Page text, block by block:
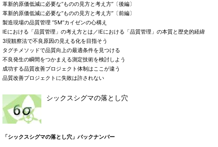
革新的原価低減に必要な“ものの見方と考え方”〔後編〕
革新的原価低減に必要な“ものの見方と考え方”〔前編〕
製造現場の品質管理 “5M”カイゼンの心構え
IEにおける「品質管理」の考え方とは／IEにおける「品質管理」の本質と歴史的経緯
3現観察法で不良原因の見える化を目指そう
タグチメソッドで品質向上の最適条件を見つける
不良発生の瞬間をつかまえる測定技術を検討しよう
成功する品質改善プロジェクト体制はここが違う
品質改善プロジェクトに失敗は許されない
シックスシグマの落とし穴
「シックスシグマの落とし穴」バックナンバー